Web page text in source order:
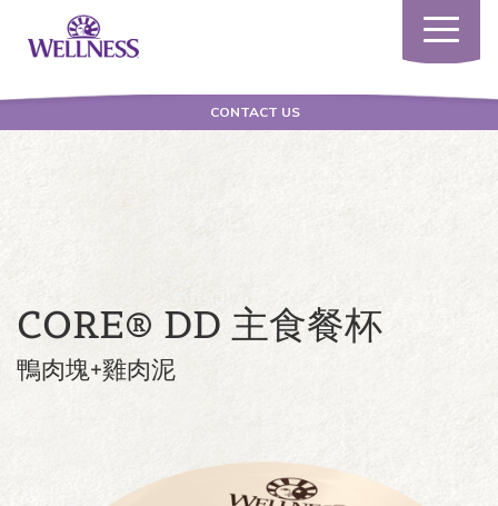
Toggle
CONTACT US
CORE® DD 主食餐杯
鴨肉塊+雞肉泥